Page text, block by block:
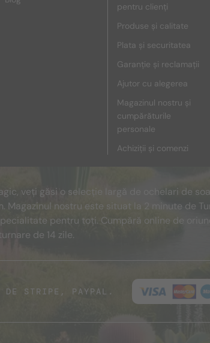
pentru clienți
Produse și calitate
Plata și securitatea
Garanție și reclamații
Ajutor cu alegerea
Magazinul nostru și
cumpărăturile
personale
Achiziții și comenzi
veți găsi o selecție largă de ochelari de
Magazinul nostru este situat la 2 minute de
pentru toți. Cumpără online de
de 14 zile.
DE STRIPE, PAYPAL.